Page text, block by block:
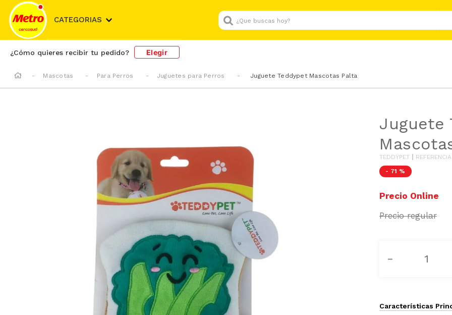
CATEGORIAS
¿Que buscas hoy?
¿Cómo quieres recibir tu pedido? Elegir
Mascotas Para Perros Juguetes para Perros Juguete Teddypet Mascotas Palta
Juguete
TEDDYPET REFERENCIA
- 71 %
－
Características